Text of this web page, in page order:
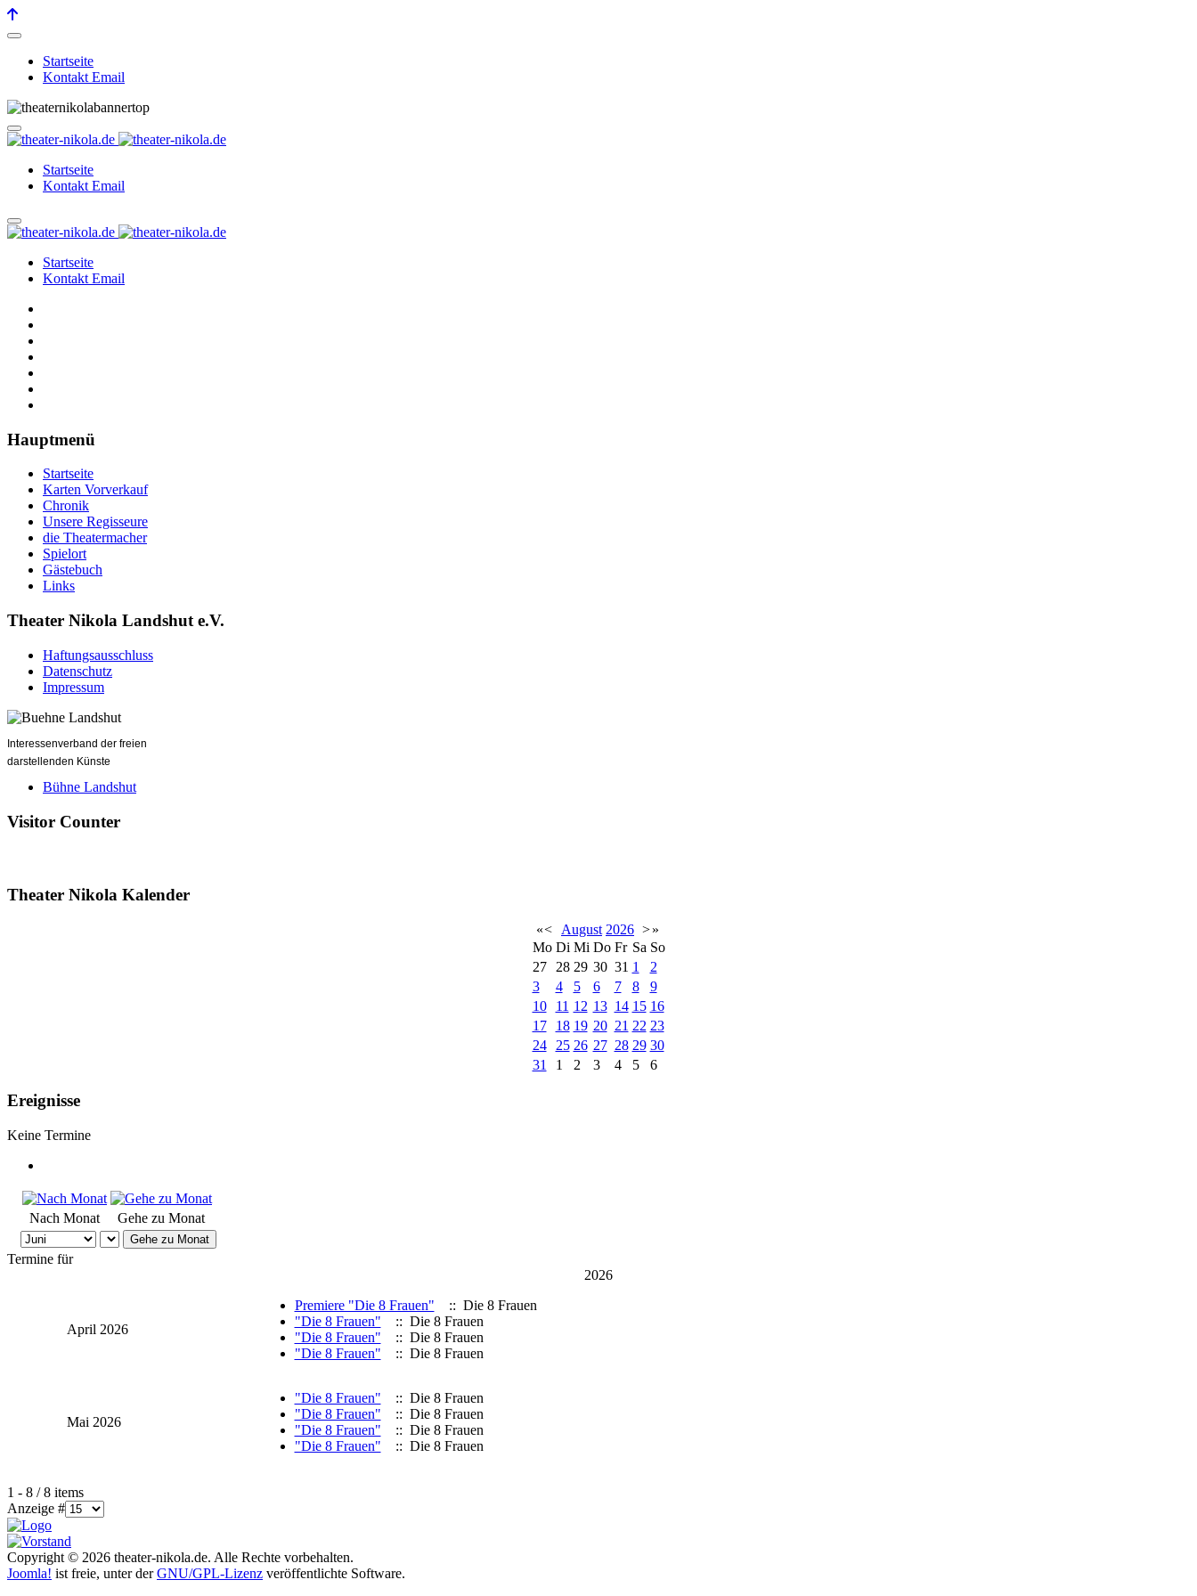
Startseite
Kontakt Email
Startseite
Kontakt Email
Startseite
Kontakt Email
Hauptmenü
Startseite
Karten Vorverkauf
Chronik
Unsere Regisseure
die Theatermacher
Spielort
Gästebuch
Links
Theater Nikola Landshut e.V.
Haftungsausschluss
Datenschutz
Impressum
Interessenverband der freien
darstellenden Künste
Bühne Landshut
Visitor Counter
Theater Nikola Kalender
«< August 2026 >»
Mo Di Mi Do Fr Sa So
27
28 29 30 31 1
2
3
4 5 6 7 8
9
10
11 12 13 14 15 16
17
18 19 20 21 22 23
24
25 26 27 28 29 30
31
1 2 3 4 5 6
Ereignisse
Keine Termine
Nach Monat Gehe zu Monat
Gehe zu Monat
Termine für
2026
April 2026
Premiere "Die 8 Frauen"
:: Die 8 Frauen
"Die 8 Frauen"
:: Die 8 Frauen
"Die 8 Frauen"
:: Die 8 Frauen
"Die 8 Frauen"
:: Die 8 Frauen
Mai 2026
"Die 8 Frauen"
:: Die 8 Frauen
"Die 8 Frauen"
:: Die 8 Frauen
"Die 8 Frauen"
:: Die 8 Frauen
"Die 8 Frauen"
:: Die 8 Frauen
Limite der Paginierungsliste
1 - 8 / 8 items
Anzeige #
Copyright © 2026 theater-nikola.de. Alle Rechte vorbehalten.
Joomla! ist freie, unter derGNU/GPL-Lizenz veröffentlichte Software.